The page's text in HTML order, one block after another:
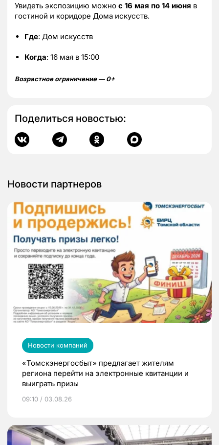
Увидеть экспозицию можно с 16 мая по 14 июня в
гостиной и коридоре Дома искусств.
Где: Дом искусств
Когда: 16 мая в 15:00
Возрастное ограничение — 0+
Поделиться новостью:
Новости партнеров
Новости компаний
«Томскэнергосбыт» предлагает жителям
региона перейти на электронные квитанции и
выиграть призы
09:10 / 03.08.26